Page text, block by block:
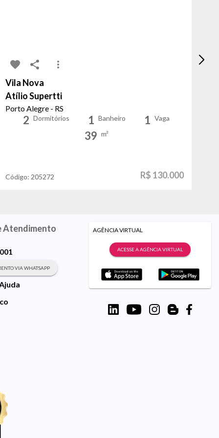
Vila Nova
Atílio Supertti
Porto Alegre - RS
2 Dormitórios 1 Banheiro 1 Vaga
39 m²
Código: 205272 R$ 130.000
Atendimento
VIA WHATSAPP
AGÊNCIA VIRTUAL
ACESSE A AGÊNCIA VIRTUAL